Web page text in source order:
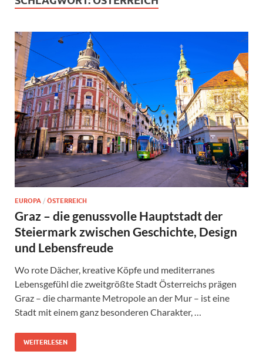
EUROPA / ÖSTERREICH
Graz – die genussvolle Hauptstadt der
Steiermark zwischen Geschichte, Design
und Lebensfreude
Wo rote Dächer, kreative Köpfe und mediterranes
Lebensgefühl die zweitgrößte Stadt Österreichs prägen
Graz – die charmante Metropole an der Mur – ist eine
Stadt mit einem ganz besonderen Charakter, …
WEITERLESEN